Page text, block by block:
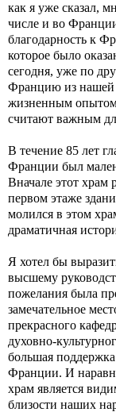
как я уже сказал,
числе и во
благодарность к
которое было
сегодня, уже по
Францию из нашей
жизненным
считают важным
В течение 85 лет
Франции был
Вначале этот храм
первом этаже
молился в этом
драматичная
Я хотел бы
высшему
пожелания была
замечательное
прекрасного
духовно-
большая
Франции. И
храм является
близости наших